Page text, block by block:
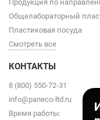
Продукция по
Общелабораторный
Пластиковая посуда
Смотреть все
КОНТАКТЫ
8 (800) 550-72-31
info@paneco-ltd.ru
Время работы: